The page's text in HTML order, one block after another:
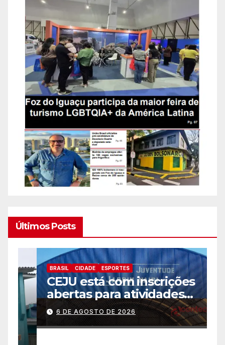
Últimos Posts
BRASIL CIDADE ESPORTES
CEJU está com inscrições
abertas para atividades
gratuitas
6 DE AGOSTO DE 2026